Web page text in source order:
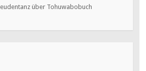
über Tohuwabobuch